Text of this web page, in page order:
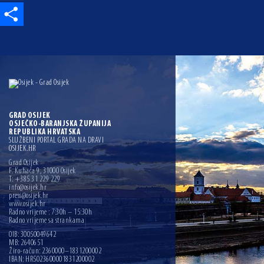
GRAD OSIJEK
OSJEČKO-BARANJSKA ŽUPANIJA
REPUBLIKA HRVATSKA
SLUŽBENI PORTAL GRADA NA DRAVI
OSIJEK.HR
Grad Osijek
F. Kuhača 9, 31000 Osijek
T: +385 31 229 229
info@osijek.hr
press@osijek.hr
www.osijek.hr
Radno vrijeme : 7:30h – 15:30h
Radno vrijeme sa strankama
OIB: 30050049642
MB: 2640651
Žiro-račun: 2360000–1831200002
IBAN: HR5023600001831200002